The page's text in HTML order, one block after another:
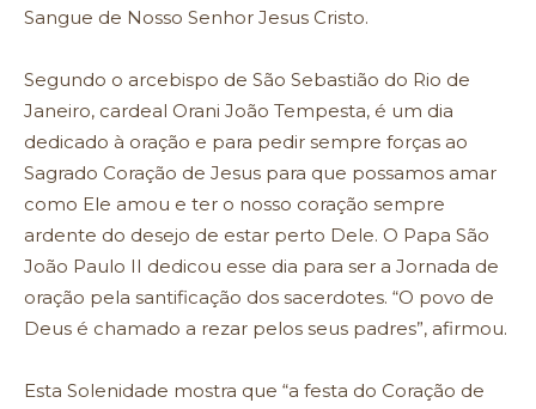
Sangue de Nosso Senhor Jesus Cristo.
Segundo o arcebispo de São Sebastião do Rio de
Janeiro, cardeal Orani João Tempesta, é um dia
dedicado à oração e para pedir sempre forças ao
Sagrado Coração de Jesus para que possamos amar
como Ele amou e ter o nosso coração sempre
ardente do desejo de estar perto Dele. O Papa São
João Paulo II dedicou esse dia para ser a Jornada de
oração pela santificação dos sacerdotes. “O povo de
Deus é chamado a rezar pelos seus padres”, afirmou.
Esta Solenidade mostra que “a festa do Coração de